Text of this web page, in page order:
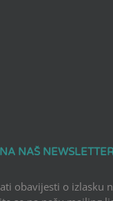
NAŠ NEWSLETTER
obavijesti o izlasku